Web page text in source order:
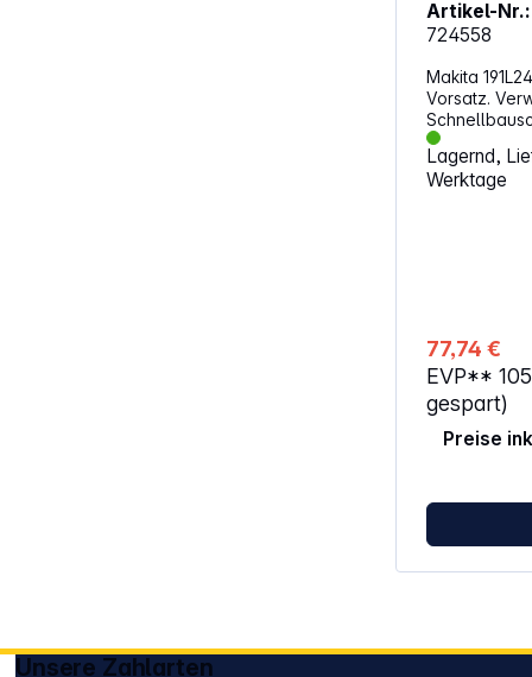
Artikel-Nr.:
724558
Makita
Vorsatz.
in Magazinschrauber
Schrauben
Schraubplatte
Lagernd,
Werktage
77,74 €
EVP**
gespart)
Preise
Unsere Zahlarten